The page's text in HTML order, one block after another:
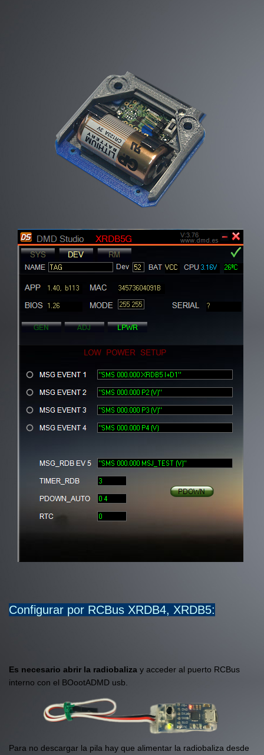
Configurar por RCBus XRDB4, XRDB5:
Es necesario abrir la radiobaliza y acceder al puerto RCBus
interno con el BOootADMD usb.
Para no descargar la pila hay que alimentar la radiobaliza desde